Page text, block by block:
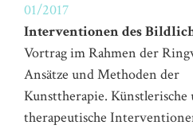
01/2017
Interventionen des
Vortrag im Rahmen der
Ansätze und Methoden der
Kunsttherapie.
therapeutische